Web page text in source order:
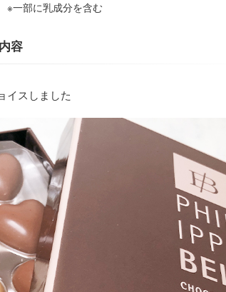
※一部に乳成分を含む
容
イスしました